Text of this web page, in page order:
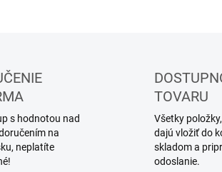
s hodnotou nad
na
neplatíte
TOVARU
Všetky
dajú vložiť do
skladom a
odoslanie.